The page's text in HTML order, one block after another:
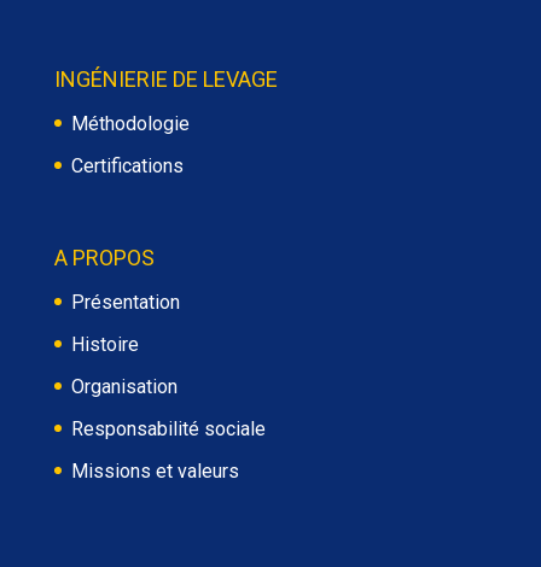
INGÉNIERIE DE LEVAGE
Méthodologie
Certifications
A PROPOS
Présentation
Histoire
Organisation
Responsabilité sociale
Missions et valeurs